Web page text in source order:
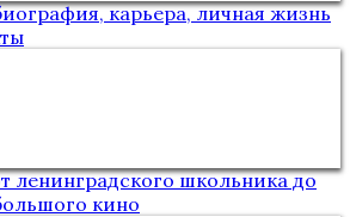
карьера, личная жизнь
ленинградского школьника до
кино